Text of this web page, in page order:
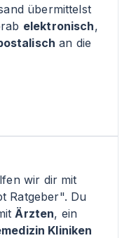
übermittelst
elektronisch,
an die
wir dir mit
Ratgeber". Du
Ärzten, ein
Kliniken